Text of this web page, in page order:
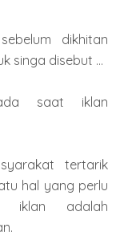
dikhitan
singa disebut ...
saat iklan
tertarik
hal yang perlu
iklan adalah